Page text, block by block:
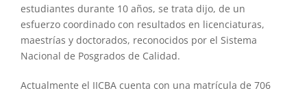
estudiantes durante 10 años, se trata dijo, de un
esfuerzo coordinado con resultados en licenciaturas,
maestrías y doctorados, reconocidos por el Sistema
Nacional de Posgrados de Calidad.
Actualmente el IICBA cuenta con una matrícula de 706